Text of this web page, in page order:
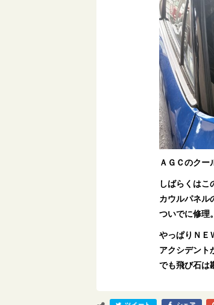
ＡＧＣのクー
しばらくはこ
カウルパネル
ついでに修理
やっぱりＮＥ
アクシデント
でも飛び石は